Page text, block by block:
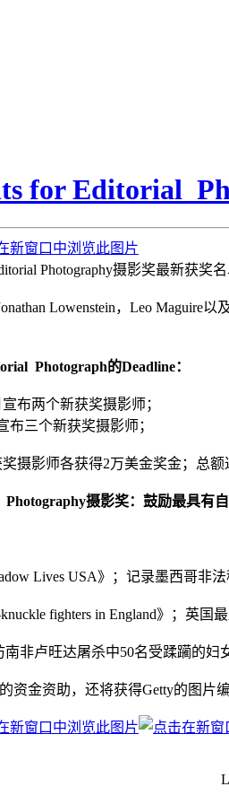
for Editorial
Photography摄影奖最新获
Lowenstein，Leo Maguire
Photograph的Deadline：
布两个新获奖摄影师；
三个新获奖摄影师；
摄影师各获得2万美金奖金；总额
摄影奖：鼓励最具有
Lives USA》；记录墨西哥非
fighters in England》；英国
非卢旺达屠杀中50名受蹂躏的妇
资金资助，还将获得Getty的图片